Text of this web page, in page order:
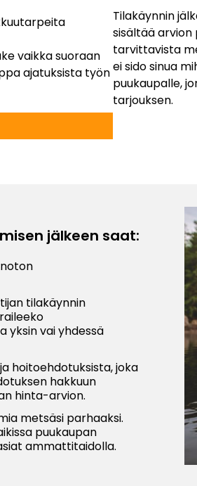
vaikka suoraan
ajatuksista työn
Tilakäynnin
sisältää
tarvittavista
ei sido sinua
puukaupalle,
tarjouksen.
jälkeen saat:
tilakäynnin
yksin vai yhdessä
hoitoehdotuksista, joka
hakkuun
hinta-arvion.
metsäsi parhaaksi.
puukaupan
ammattitaidolla.